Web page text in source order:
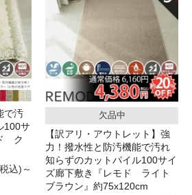
で汚
100サ
ク
込)～
欠品中
【訳アリ・アウトレット】強
力！撥水性と防汚機能で汚れ
知らずのカットパイル100サイ
ズ廊下敷き『レモド ライト
ブラウン』約75x120cm